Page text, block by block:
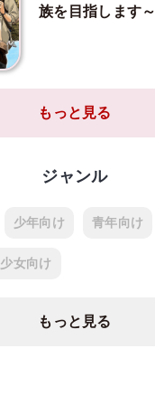
族を目指します～
もっと見る
ジャンル
少年向け 青年向け
少女向け
もっと見る